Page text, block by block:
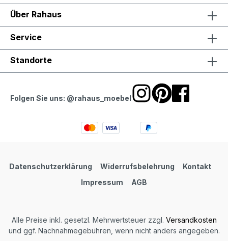
Über Rahaus
Service
Standorte
Folgen Sie uns: @rahaus_moebel
Datenschutzerklärung Widerrufsbelehrung
Kontakt
Impressum
AGB
Alle Preise inkl. gesetzl. Mehrwertsteuer zzgl. Versandkosten
und ggf. Nachnahmegebühren, wenn nicht anders angegeben.